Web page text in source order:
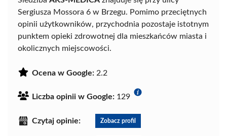
Sergiusza Mossora 6 w Brzegu. Pomimo przeciętnych
opinii użytkowników, przychodnia pozostaje istotnym
punktem opieki zdrowotnej dla mieszkańców miasta i
okolicznych miejscowości.
Ocena w Google: 2.2
Liczba opinii w Google: 129
Czytaj opinie: Zobacz profil